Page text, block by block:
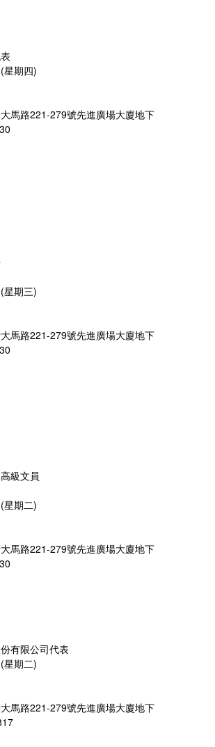
期四)
221-279號先進廣場大廈地下
期三)
221-279號先進廣場大廈地下
級文員
期二)
221-279號先進廣場大廈地下
有限公司代表
期二)
221-279號先進廣場大廈地下